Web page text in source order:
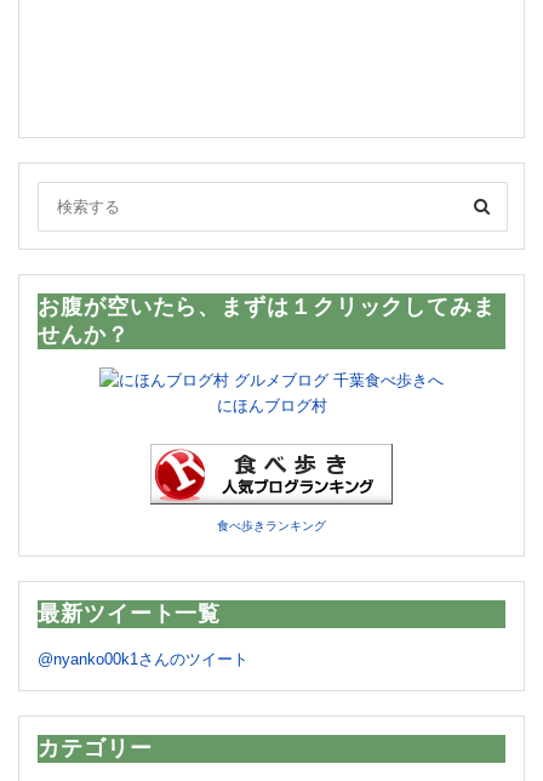
お腹が空いたら、まずは１クリックしてみま
せんか？
にほんブログ村
食べ歩きランキング
最新ツイート一覧
@nyanko00k1さんのツイート
カテゴリー